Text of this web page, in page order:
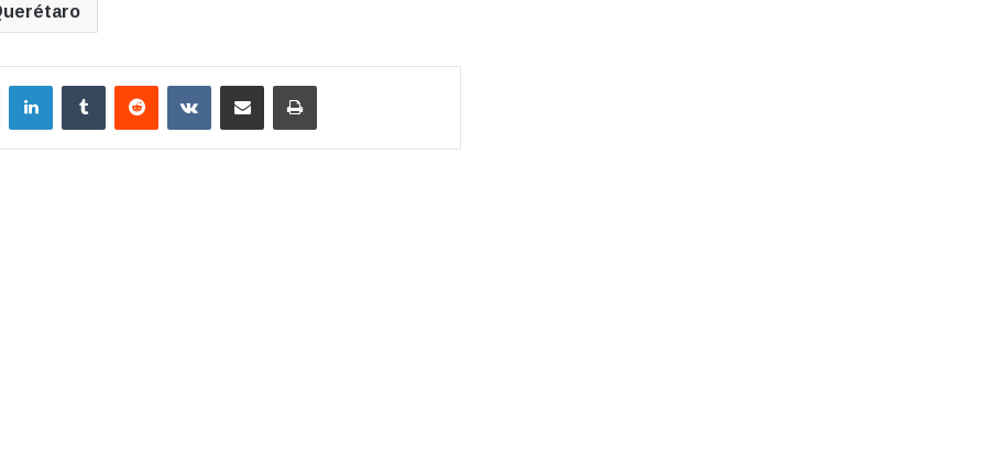
LinkedInTumblr Reddit VKontakteCompartir por correo electrónicoImprimir